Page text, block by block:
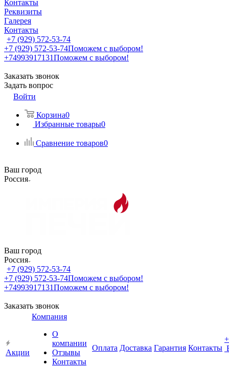
Контакты
Реквизиты
Галерея
Контакты
+7 (929) 572-53-74
+7 (929) 572-53-74Поможем с выбором!
+74993917131Поможем с выбором!
Заказать звонок
Задать вопрос
Войти
Корзина0
Избранные товары0
Сравнение товаров0
Ваш город
Россия
Ваш город
Россия
+7 (929) 572-53-74
+7 (929) 572-53-74Поможем с выбором!
+74993917131Поможем с выбором!
Заказать звонок
Акции
Компания
О
компании
Отзывы
Контакты
Оплата Доставка Гарантия Контакты
+